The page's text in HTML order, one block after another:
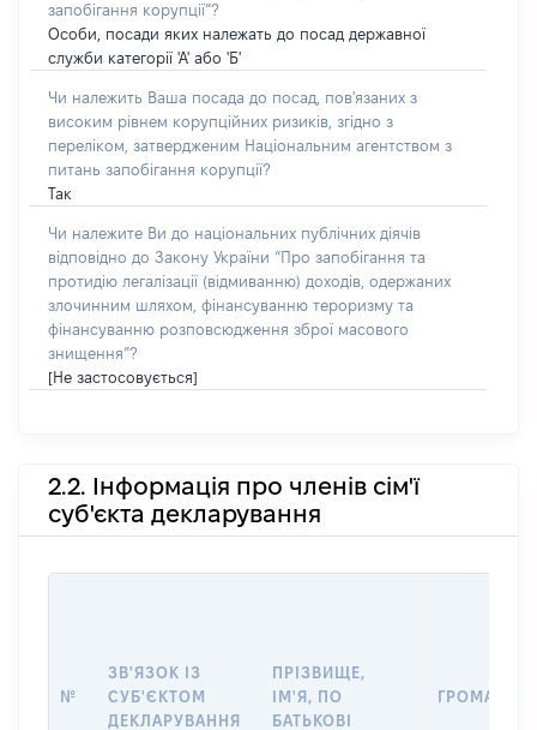
запобігання корупції”?
Особи, посади яких належать до посад державної
служби категорії 'А' або 'Б'
Чи належить Ваша посада до посад, пов'язаних з
високим рівнем корупційних ризиків, згідно з
переліком, затвердженим Національним агентством з
питань запобігання корупції?
Так
Чи належите Ви до національних публічних діячів
відповідно до Закону України “Про запобігання та
протидію легалізації (відмиванню) доходів, одержаних
злочинним шляхом, фінансуванню тероризму та
фінансуванню розповсюдження зброї масового
знищення”?
[Не застосовується]
2.2. Інформація про членів сім'ї
суб'єкта декларування
№
ЗВ'ЯЗОК ІЗ
СУБ'ЄКТОМ
ДЕКЛАРУВАННЯ
ПРІЗВИЩЕ,
ІМ'Я, ПО
БАТЬКОВІ